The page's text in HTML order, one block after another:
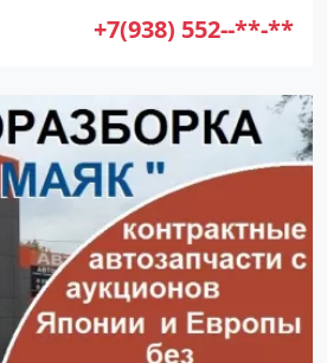
+7(938) 552--**-**